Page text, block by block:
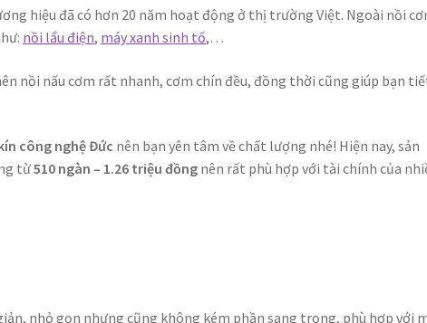
hiệu đã có hơn 20 năm hoạt động ở thị trường Việt. Ngoài nồi
nồi lẩu điện, máy xanh sinh tố,…
nồi nấu cơm rất nhanh, cơm chín đều, đồng thời cũng giúp bạn
công nghệ Đức nên bạn yên tâm về chất lượng nhé! Hiện nay, sản
từ510 ngàn – 1.26 triệu đồng nên rất phù hợp với tài chính của
nhỏ gọn nhưng cũng không kém phần sang trọng, phù hợp với